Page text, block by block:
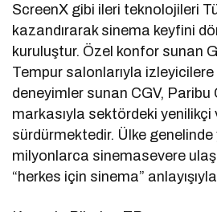
ScreenX gibi ileri teknolojileri
kazandırarak sinema keyfini
kuruluştur. Özel konfor sunan
Tempur salonlarıyla
deneyimler sunan CGV, Paribu
markasıyla sektördeki yenilikçi
sürdürmektedir. Ülke genelinde
milyonlarca sinemasevere
“herkes için sinema”